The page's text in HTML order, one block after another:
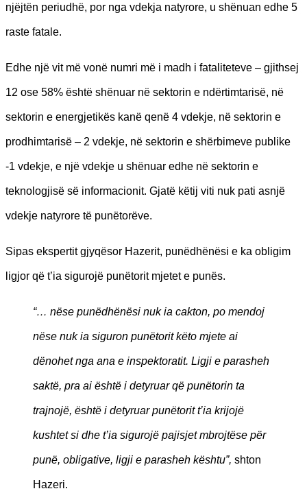
njëjtën periudhë, por nga vdekja natyrore, u shënuan edhe 5
raste fatale.
Edhe një vit më vonë numri më i madh i fataliteteve – gjithsej
12 ose 58% është shënuar në sektorin e ndërtimtarisë, në
sektorin e energjetikës kanë qenë 4 vdekje, në sektorin e
prodhimtarisë – 2 vdekje, në sektorin e shërbimeve publike
-1 vdekje, e një vdekje u shënuar edhe në sektorin e
teknologjisë së informacionit. Gjatë këtij viti nuk pati asnjë
vdekje natyrore të punëtorëve.
Sipas ekspertit gjyqësor Hazerit, punëdhënësi e ka obligim
ligjor që t’ia sigurojë punëtorit mjetet e punës.
“… nëse punëdhënësi nuk ia cakton, po mendoj
nëse nuk ia siguron punëtorit këto mjete ai
dënohet nga ana e inspektoratit. Ligji e parasheh
saktë, pra ai është i detyruar që punëtorin ta
trajnojë, është i detyruar punëtorit t’ia krijojë
kushtet si dhe t’ia sigurojë pajisjet mbrojtëse për
punë, obligative, ligji e parasheh kështu”, shton
Hazeri.